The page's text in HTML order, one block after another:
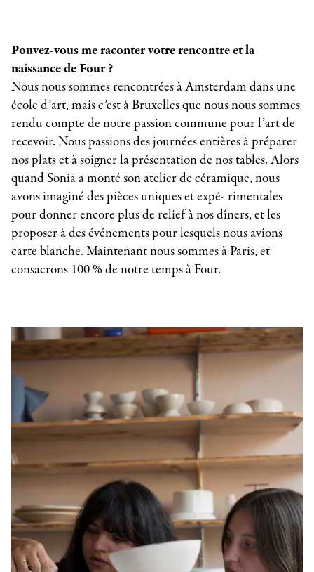
Pouvez-vous me raconter votre rencontre et la
naissance de Four ?
Nous nous sommes rencontrées à Amsterdam dans une
école d’art, mais c’est à Bruxelles que nous nous sommes
rendu compte de notre passion commune pour l’art de
recevoir. Nous passions des journées entières à préparer
nos plats et à soigner la présentation de nos tables. Alors
quand Sonia a monté son atelier de céramique, nous
avons imaginé des pièces uniques et expé- rimentales
pour donner encore plus de relief à nos dîners, et les
proposer à des événements pour lesquels nous avions
carte blanche. Maintenant nous sommes à Paris, et
consacrons 100 % de notre temps à Four.